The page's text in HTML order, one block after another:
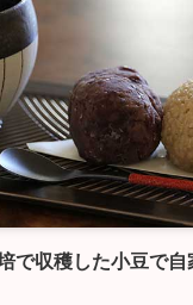
で収穫した小豆で自